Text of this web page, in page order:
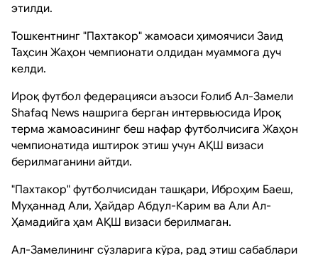
этилди.
Тошкентнинг "Пахтакор" жамоаси ҳимоячиси Заид
Таҳсин Жаҳон чемпионати олдидан муаммога дуч
келди.
Ироқ футбол федерацияси аъзоси Ғолиб Ал-Замели
Shafaq News нашрига берган интервьюсида Ироқ
терма жамоасининг беш нафар футболчисига Жаҳон
чемпионатида иштирок этиш учун АҚШ визаси
берилмаганини айтди.
"Пахтакор" футболчисидан ташқари, Иброҳим Баеш,
Муҳаннад Али, Ҳайдар Абдул-Карим ва Али Ал-
Ҳамадийга ҳам АҚШ визаси берилмаган.
Ал-Замелининг сўзларига кўра, рад этиш сабаблари